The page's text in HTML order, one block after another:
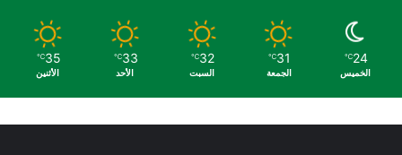
24
℃
الخميس
31
℃
الجمعة
32
℃
السبت
33
℃
الأحد
35
℃
الأثنين